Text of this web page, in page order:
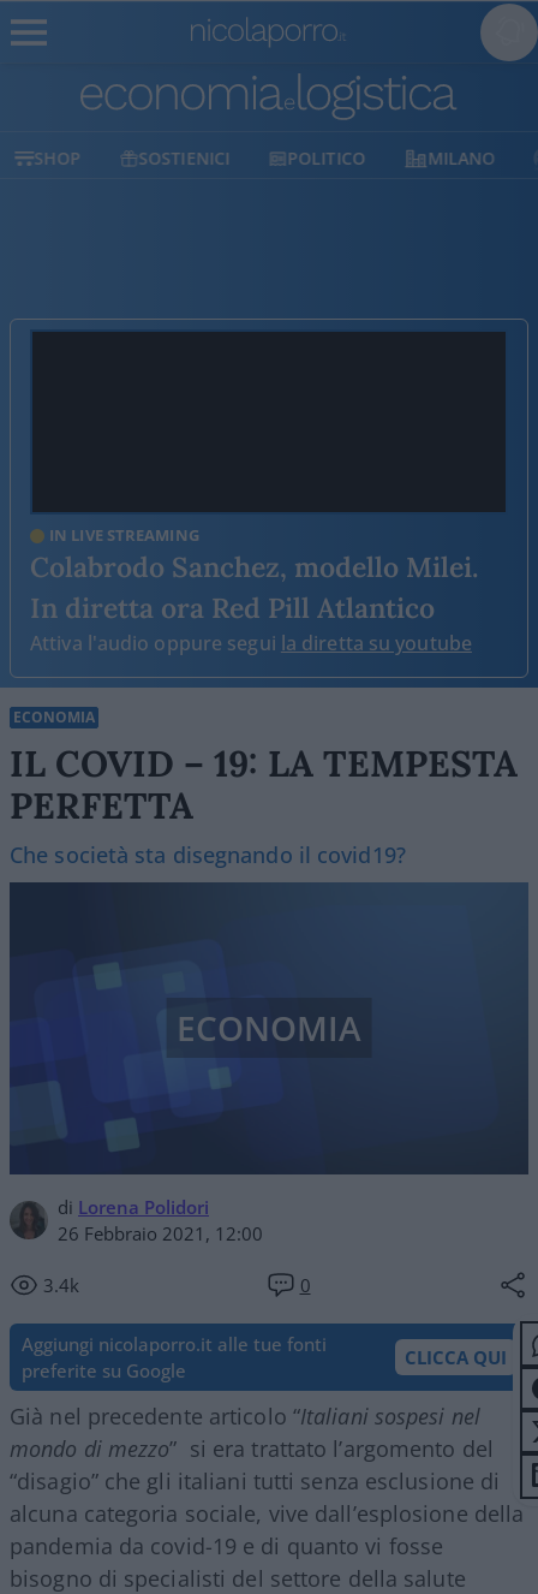
SOSTIENICI POLITICO MILANO
IN LIVE STREAMING
Colabrodo Sanchez, modello Milei.
In diretta ora Red Pill Atlantico
Attiva l'audio oppure segui la diretta su youtube
ECONOMIA
IL COVID – 19: LA TEMPESTA
PERFETTA
Che società sta disegnando il covid19?
di Lorena Polidori
26 Febbraio 2021, 12:00
3.4k 0
ECONOMIA
Aggiungi nicolaporro.it alle tue fonti
preferite su Google
CLICCA QUI
Già nel precedente articolo “Italiani sospesi nel
mondo di mezzo” si era trattato l’argomento del
“disagio” che gli italiani tutti senza esclusione di
alcuna categoria sociale, vive dall’esplosione della
pandemia da covid-19 e di quanto vi fosse
bisogno di specialisti del settore della salute